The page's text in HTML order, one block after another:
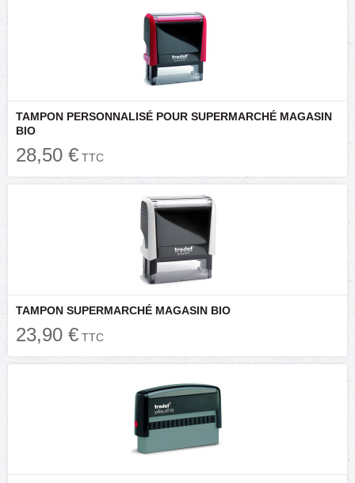
TAMPON PERSONNALISÉ POUR SUPERMARCHÉ MAGASIN
BIO
28,50 € TTC
TAMPON SUPERMARCHÉ MAGASIN BIO
23,90 € TTC